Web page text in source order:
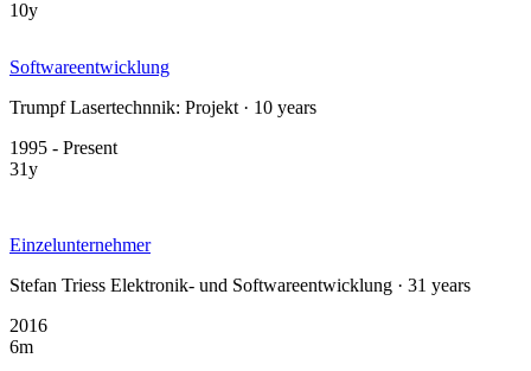
10y
Softwareentwicklung
Trumpf Lasertechnnik: Projekt · 10 years
1995 - Present
31y
Einzelunternehmer
Stefan Triess Elektronik- und Softwareentwicklung · 31 years
2016
6m